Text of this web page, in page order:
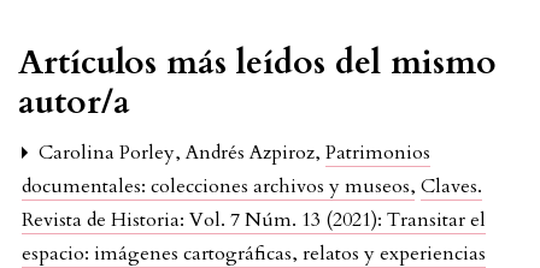
Artículos más leídos del mismo
autor/a
Carolina Porley, Andrés Azpiroz, Patrimonios
documentales: colecciones archivos y museos, Claves.
Revista de Historia: Vol. 7 Núm. 13 (2021): Transitar el
espacio: imágenes cartográficas, relatos y experiencias